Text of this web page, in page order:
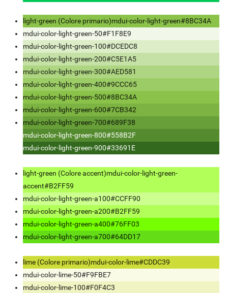
light-green (Colore primario)mdui-color-light-green#8BC34A
mdui-color-light-green-50#F1F8E9
mdui-color-light-green-100#DCEDC8
mdui-color-light-green-200#C5E1A5
mdui-color-light-green-300#AED581
mdui-color-light-green-400#9CCC65
mdui-color-light-green-500#8BC34A
mdui-color-light-green-600#7CB342
mdui-color-light-green-700#689F38
mdui-color-light-green-800#558B2F
mdui-color-light-green-900#33691E
light-green (Colore accent)mdui-color-light-green-
accent#B2FF59
mdui-color-light-green-a100#CCFF90
mdui-color-light-green-a200#B2FF59
mdui-color-light-green-a400#76FF03
mdui-color-light-green-a700#64DD17
lime (Colore primario)mdui-color-lime#CDDC39
mdui-color-lime-50#F9FBE7
mdui-color-lime-100#F0F4C3